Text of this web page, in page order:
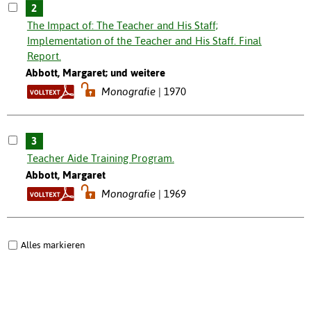
2
The Impact of: The Teacher and His Staff;
Implementation of the Teacher and His Staff. Final
Report.
Abbott, Margaret; und weitere
Monografie
1970
3
Teacher Aide Training Program.
Abbott, Margaret
Monografie
1969
Alles markieren